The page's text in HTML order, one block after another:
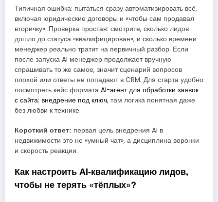
Типичная ошибка: пытаться сразу автоматизировать всё,
включая юридические договоры и «чтобы сам продавал
вторичку». Проверка простая: смотрите, сколько лидов
дошло до статуса «квалифицирован», и сколько времени
менеджер реально тратит на первичный разбор. Если
после запуска AI менеджер продолжает вручную
спрашивать то же самое, значит сценарий вопросов
плохой или ответы не попадают в CRM. Для старта удобно
посмотреть кейс формата AI-агент для обработки заявок
с сайта: внедрение под ключ, там логика понятная даже
без любви к технике.
Короткий ответ: первая цель внедрения AI в
недвижимости это не «умный чат», а дисциплина воронки
и скорость реакции.
Как настроить AI-квалификацию лидов,
чтобы не терять «тёплых»?